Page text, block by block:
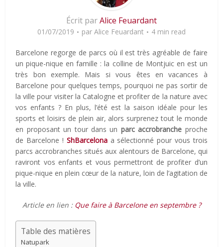
Écrit parAlice Feuardant
01/07/2019 par Alice Feuardant 4 min read
Barcelone regorge de parcs où il est très agréable de faire
un pique-nique en famille : la colline de Montjuic en est un
très bon exemple. Mais si vous êtes en vacances à
Barcelone pour quelques temps, pourquoi ne pas sortir de
la ville pour visiter la Catalogne et profiter de la nature avec
vos enfants ? En plus, l’été est la saison idéale pour les
sports et loisirs de plein air, alors surprenez tout le monde
en proposant un tour dans un parc accrobranche proche
de Barcelone ! ShBarcelona a sélectionné pour vous trois
parcs accrobranches situés aux alentours de Barcelone, qui
raviront vos enfants et vous permettront de profiter d’un
pique-nique en plein cœur de la nature, loin de l’agitation de
la ville.
Article en lien : Que faire à Barcelone en septembre ?
Table des matières
Natupark